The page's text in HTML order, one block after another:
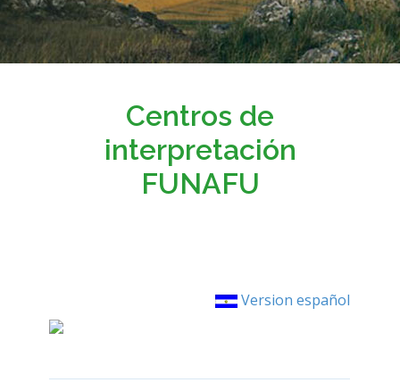
Centros de
interpretación
FUNAFU
Version español